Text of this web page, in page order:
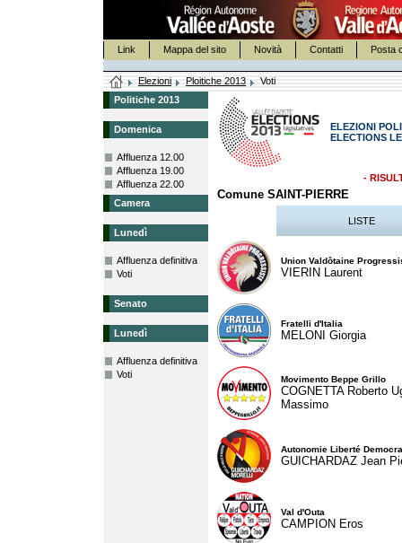
Link Mappa del sito Novità Contatti Posta
Elezioni Ploitiche 2013
Voti
Politiche 2013
Domenica
Affluenza 12.00
Affluenza 19.00
Affluenza 22.00
Camera
Lunedì
Affluenza definitiva
Voti
Senato
Lunedì
Affluenza definitiva
Voti
ELEZIONI
ELECTIONS
-
Comune SAINT-PIERRE
LISTE
Union Valdôtaine
VIERIN Laurent
Fratelli d'Italia
MELONI Giorgia
Movimento Beppe Grillo
COGNETTA Roberto
Massimo
Autonomie Liberté
GUICHARDAZ Jean
Val d'Outa
CAMPION Eros